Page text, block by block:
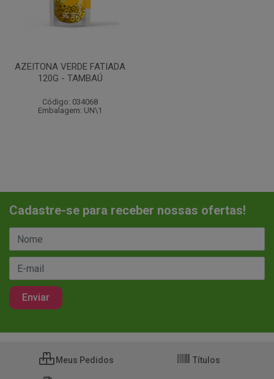
AZEITONA VERDE FATIADA
120G - TAMBAÚ
Código: 034068
Embalagem: UN\1
Cadastre-se para receber nossas ofertas!
Meus Pedidos Títulos